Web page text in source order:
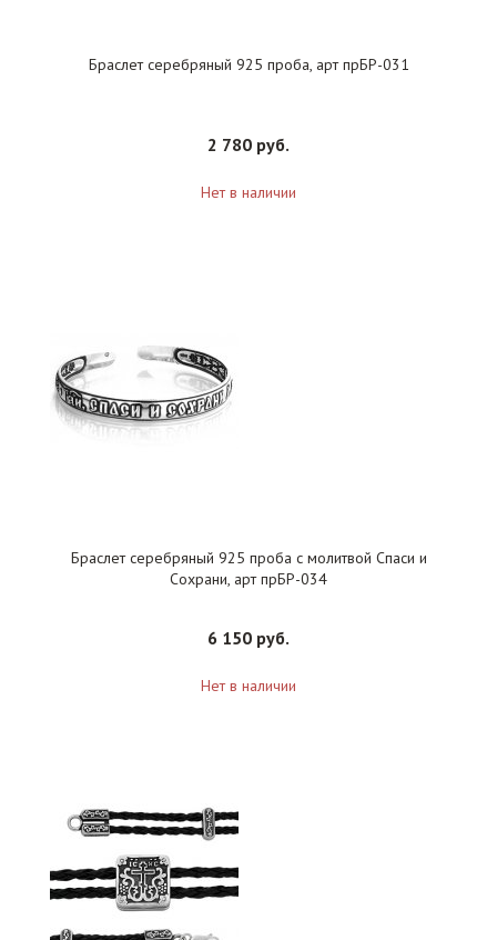
Браслет серебряный 925 проба, арт прБР-031
2 780 руб.
Нет в наличии
Браслет серебряный 925 проба с молитвой Спаси и
Сохрани, арт прБР-034
6 150 руб.
Нет в наличии